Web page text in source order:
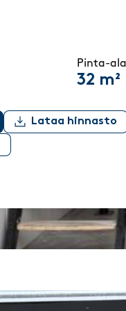
Pinta-
32 m²
Lataa hinnasto